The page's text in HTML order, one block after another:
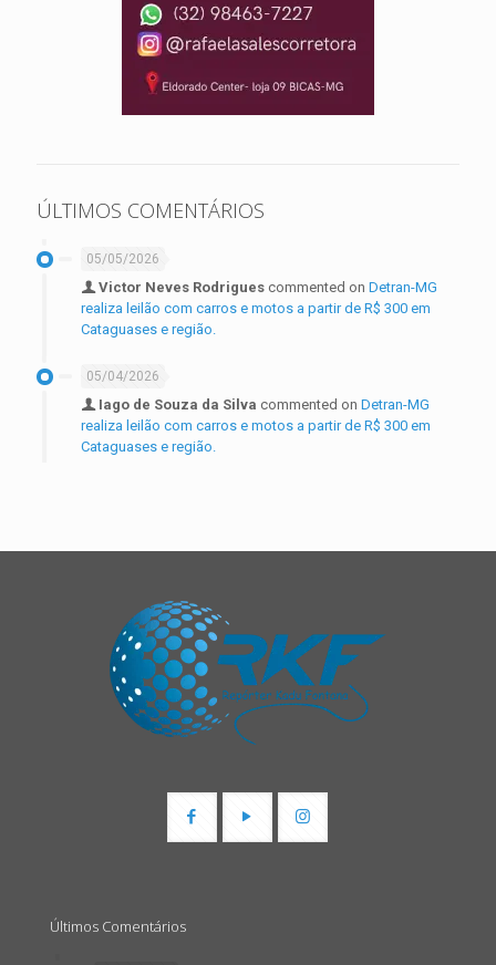
ÚLTIMOS COMENTÁRIOS
05/05/2026
Victor Neves Rodrigues commented on Detran-MG
realiza leilão com carros e motos a partir de R$ 300 em
Cataguases e região.
05/04/2026
Iago de Souza da Silva commented on Detran-MG
realiza leilão com carros e motos a partir de R$ 300 em
Cataguases e região.
Últimos Comentários